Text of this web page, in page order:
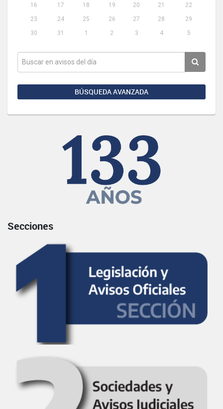
16
17 18 19 20 21
22
23
24 25 26 27 28
29
30
31 1 2 3 4 5
BÚSQUEDA AVANZADA
Secciones